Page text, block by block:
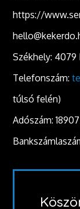
https://
Székhely: 4079
Telefonszám:
túlsó felén)
Adószám: